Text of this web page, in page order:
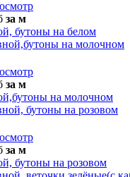
за м
бутоны на белом
за м
на молочном
за м
бутоны на розовом